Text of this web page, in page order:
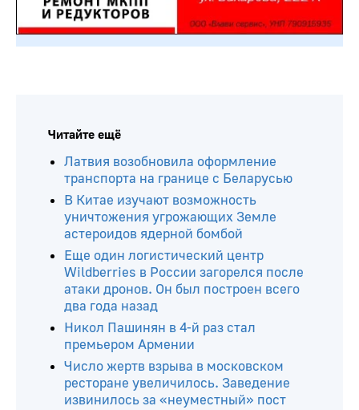
Читайте ещё
Латвия возобновила оформление
транспорта на границе с Беларусью
В Китае изучают возможность
уничтожения угрожающих Земле
астероидов ядерной бомбой
Еще один логистический центр
Wildberries в России загорелся после
атаки дронов. Он был построен всего
два года назад
Никол Пашинян в 4-й раз стал
премьером Армении
Число жертв взрыва в московском
ресторане увеличилось. Заведение
извинилось за «неуместный» пост